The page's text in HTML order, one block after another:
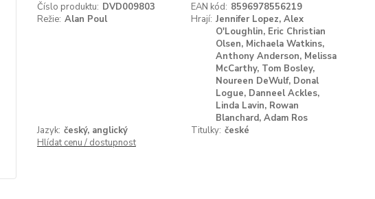
Číslo produktu: DVD009803 EAN kód: 8596978556219
Režie: Alan Poul Hrají: Jennifer Lopez, Alex
O'Loughlin, Eric Christian
Olsen, Michaela Watkins,
Anthony Anderson, Melissa
McCarthy, Tom Bosley,
Noureen DeWulf, Donal
Logue, Danneel Ackles,
Linda Lavin, Rowan
Blanchard, Adam Ros
Jazyk: český, anglický Titulky: české
Hlídat cenu / dostupnost